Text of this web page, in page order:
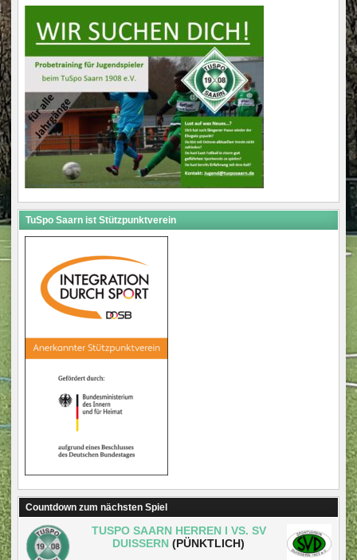
TuSpo Saarn ist Stützpunktverein
Countdown zum nächsten Spiel
TUSPO SAARN HERREN I VS. SV
DUISSERN (PÜNKTLICH)